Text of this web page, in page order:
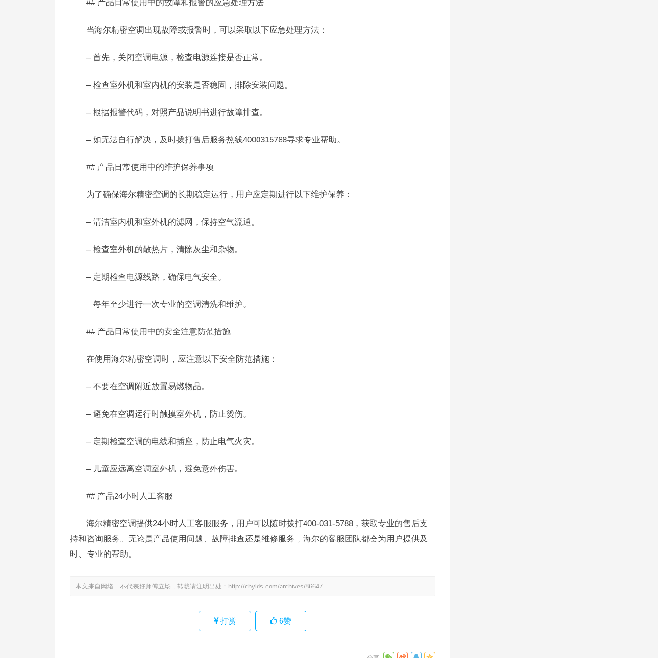
## 产品日常使用中的故障和报警的应急处理方法
当海尔精密空调出现故障或报警时，可以采取以下应急处理方法：
– 首先，关闭空调电源，检查电源连接是否正常。
– 检查室外机和室内机的安装是否稳固，排除安装问题。
– 根据报警代码，对照产品说明书进行故障排查。
– 如无法自行解决，及时拨打售后服务热线4000315788寻求专业帮助。
## 产品日常使用中的维护保养事项
为了确保海尔精密空调的长期稳定运行，用户应定期进行以下维护保养：
– 清洁室内机和室外机的滤网，保持空气流通。
– 检查室外机的散热片，清除灰尘和杂物。
– 定期检查电源线路，确保电气安全。
– 每年至少进行一次专业的空调清洗和维护。
## 产品日常使用中的安全注意防范措施
在使用海尔精密空调时，应注意以下安全防范措施：
– 不要在空调附近放置易燃物品。
– 避免在空调运行时触摸室外机，防止烫伤。
– 定期检查空调的电线和插座，防止电气火灾。
– 儿童应远离空调室外机，避免意外伤害。
## 产品24小时人工客服
海尔精密空调提供24小时人工客服服务，用户可以随时拨打400-031-5788，获取专业的售后支
持和咨询服务。无论是产品使用问题、故障排查还是维修服务，海尔的客服团队都会为用户提供及
时、专业的帮助。
本文来自网络，不代表好师傅立场，转载请注明出处： http://chylds.com/archives/86647
打赏 6赞